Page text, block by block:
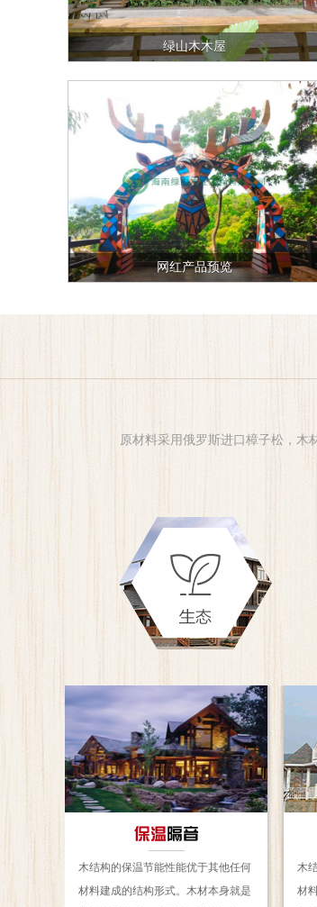
绿山木木屋
网红产品预览
原材料采用俄罗斯进口樟子松，木
木结构的保温节能性能优于其他任何
材料建成的结构形式。木材本身就是
木
材